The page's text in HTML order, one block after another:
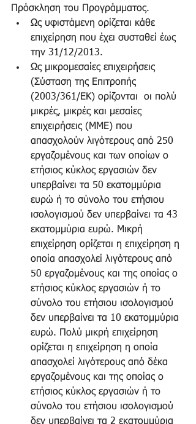
Πρόσκληση του Προγράμματος.
Ως υφιστάμενη ορίζεται κάθε
επιχείρηση που έχει συσταθεί έως
την 31/12/2013.
Ως μικρομεσαίες επιχειρήσεις
(Σύσταση της Επιτροπής
(2003/361/ΕΚ) ορίζονται  οι πολύ
μικρές, μικρές και μεσαίες
επιχειρήσεις (ΜΜΕ) που
απασχολούν λιγότερους από 250
εργαζομένους και των οποίων ο
ετήσιος κύκλος εργασιών δεν
υπερβαίνει τα 50 εκατομμύρια
ευρώ ή το σύνολο του ετήσιου
ισολογισμού δεν υπερβαίνει τα 43
εκατομμύρια ευρώ. Μικρή
επιχείρηση ορίζεται η επιχείρηση η
οποία απασχολεί λιγότερους από
50 εργαζομένους και της οποίας ο
ετήσιος κύκλος εργασιών ή το
σύνολο του ετήσιου ισολογισμού
δεν υπερβαίνει τα 10 εκατομμύρια
ευρώ. Πολύ μικρή επιχείρηση
ορίζεται η επιχείρηση η οποία
απασχολεί λιγότερους από δέκα
εργαζομένους και της οποίας ο
ετήσιος κύκλος εργασιών ή το
σύνολο του ετήσιου ισολογισμού
δεν υπερβαίνει τα 2 εκατομμύρια